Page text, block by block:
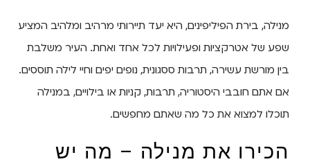
מנילה, בירת הפיליפינים, היא יעד תיירותי מרהיב ומלהיב המציע
שפע של אטרקציות ופעילויות לכל אחד ואחת. העיר משלבת
בין מורשת עשירה, תרבות ססגונית, נופים יפים וחיי לילה תוססים.
אם אתם חובבי היסטוריה, תרבות, קניות או בילויים, במנילה
תוכלו למצוא את כל מה שאתם מחפשים.
הכירו את מנילה – מה יש